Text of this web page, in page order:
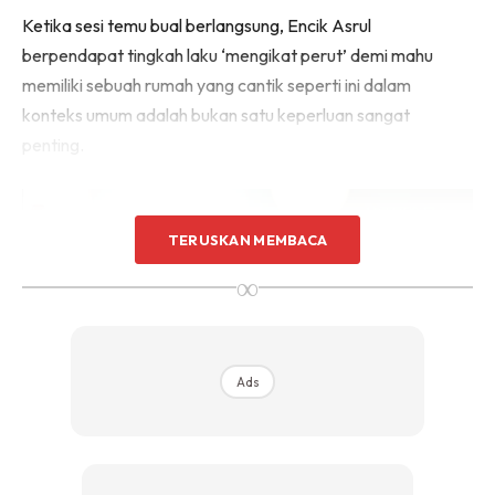
Sentuhan Midas penuh kemewahan dan elegant
untuk kediaman anda.
Rahsia dari IMPIANA, download sekarang di
Ketika sesi temu bual berlangsung, Encik Asrul
berpendapat tingkah laku ‘mengikat perut’ demi mahu
memiliki sebuah rumah yang cantik seperti ini dalam
konteks umum adalah bukan satu keperluan sangat
TERUSKAN MEMBACA
∞
Ads